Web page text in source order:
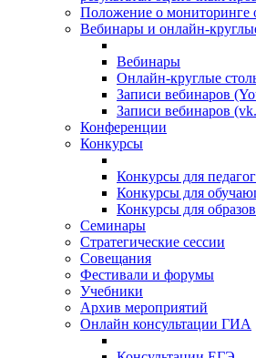
Положение о мониторинге
Вебинары и онлайн-
Вебинары
Онлайн-круглые
Записи вебинаров
Записи вебинаров
Конференции
Конкурсы
Конкурсы для
Конкурсы для
Конкурсы для
Семинары
Стратегические сессии
Совещания
Фестивали и форумы
Учебники
Архив мероприятий
Онлайн консультации ГИА